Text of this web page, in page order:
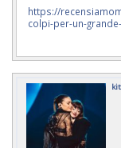
https://
colpi-per-un-